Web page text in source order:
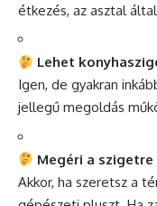
étkezés, az asztal
Lehet
Igen, de gyakran
jellegű megoldás
Megéri a
Akkor, ha szeretsz a